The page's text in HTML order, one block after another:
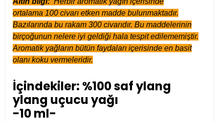
ortalama 100 civarı etken madde bulunmaktadır.
Bazılarında bu rakam 300 civarıdır. Bu maddelerinin
birçoğunun nelere iyi geldiği hala tespit edilememiştir.
Aromatik yağların bütün faydaları içerisinde en basit
olanı koku vermeleridir.
İçindekiler: %100 saf ylang
ylang uçucu yağı
-10 ml-